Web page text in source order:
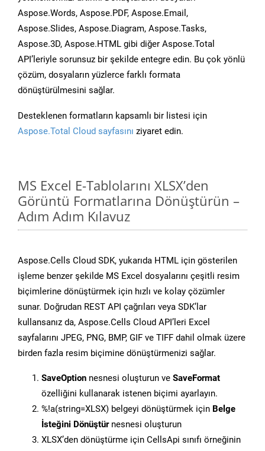
Aspose.Words, Aspose.PDF, Aspose.Email,
Aspose.Slides, Aspose.Diagram, Aspose.Tasks,
Aspose.3D, Aspose.HTML gibi diğer Aspose.Total
API’leriyle sorunsuz bir şekilde entegre edin. Bu çok yönlü
çözüm, dosyaların yüzlerce farklı formata
dönüştürülmesini sağlar.
Desteklenen formatların kapsamlı bir listesi için
Aspose.Total Cloud sayfasını ziyaret edin.
MS Excel E-Tablolarını XLSX’den
Görüntü Formatlarına Dönüştürün –
Adım Adım Kılavuz
Aspose.Cells Cloud SDK, yukarıda HTML için gösterilen
işleme benzer şekilde MS Excel dosyalarını çeşitli resim
biçimlerine dönüştürmek için hızlı ve kolay çözümler
sunar. Doğrudan REST API çağrıları veya SDK’lar
kullansanız da, Aspose.Cells Cloud API’leri Excel
sayfalarını JPEG, PNG, BMP, GIF ve TIFF dahil olmak üzere
birden fazla resim biçimine dönüştürmenizi sağlar.
SaveOption nesnesi oluşturun ve SaveFormat
özelliğini kullanarak istenen biçimi ayarlayın.
%!a(string=XLSX) belgeyi dönüştürmek için Belge
İsteğini Dönüştürnesnesi oluşturun
XLSX’den dönüştürme için CellsApi sınıfı örneğinin